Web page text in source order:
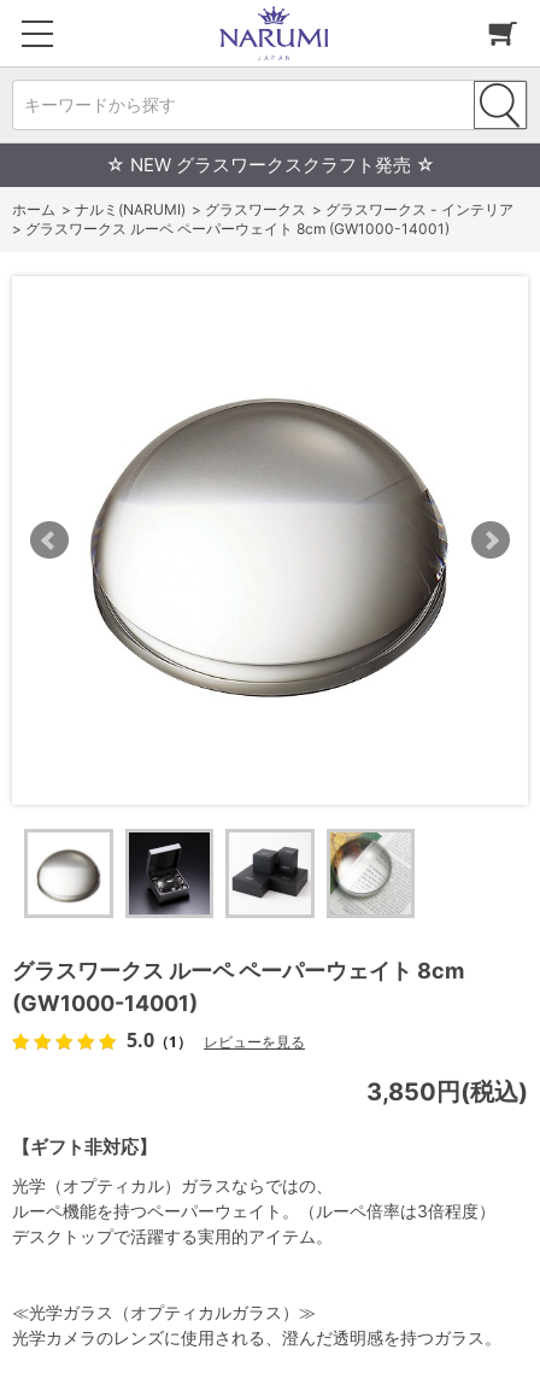
キーワードから探す
☆ NEW グラスワークスクラフト発売 ☆
ホーム > ナルミ(NARUMI) > グラスワークス > グラスワークス - インテリア
> グラスワークス ルーペ ペーパーウェイト 8cm (GW1000-14001)
グラスワークス ルーペ ペーパーウェイト 8cm
(GW1000-14001)
5.0 （1） レビューを見る
【ギフト非対応】
3,850円(税込)
光学（オプティカル）ガラスならではの、
ルーペ機能を持つペーパーウェイト。（ルーペ倍率は3倍程度）
デスクトップで活躍する実用的アイテム。
≪光学ガラス（オプティカルガラス）≫
光学カメラのレンズに使用される、澄んだ透明感を持つガラス。